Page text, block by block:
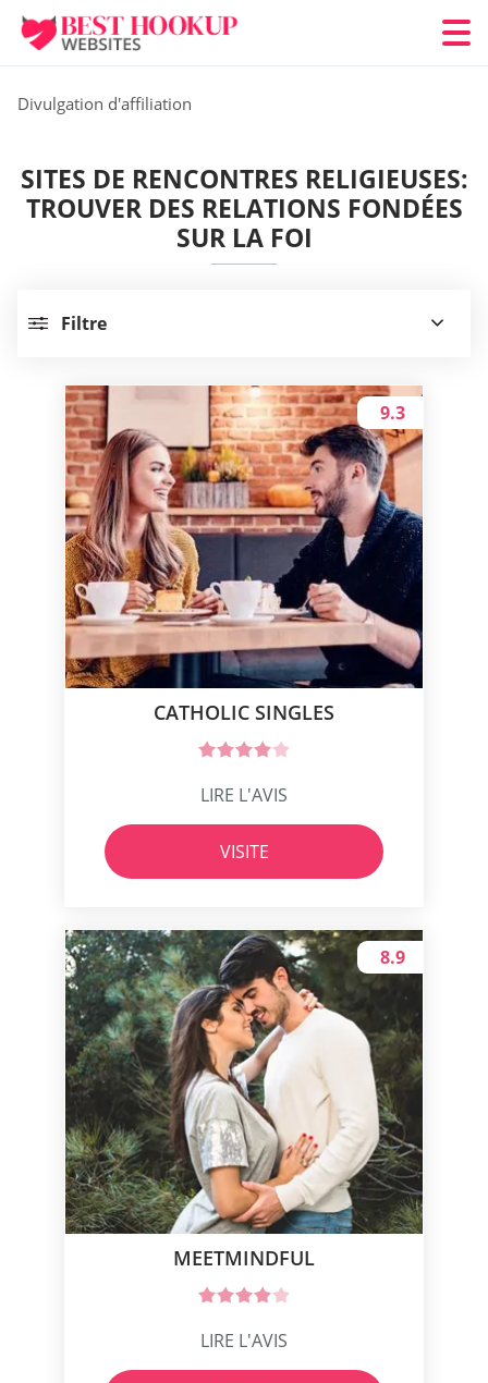
Divulgation d'affiliation
SITES DE RENCONTRES RELIGIEUSES:
TROUVER DES RELATIONS FONDÉES
SUR LA FOI
Filtre
CATHOLIC SINGLES
9.3
LIRE L'AVIS
VISITE
MEETMINDFUL
8.9
LIRE L'AVIS